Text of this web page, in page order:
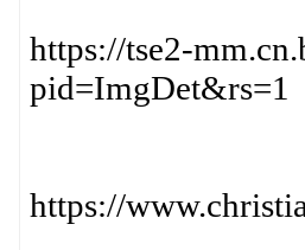
https://tse2-
pid=ImgDet&rs=1
https://